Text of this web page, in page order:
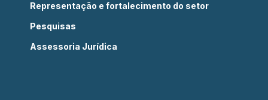
Representação e fortalecimento do setor
Pesquisas
Assessoria Jurídica